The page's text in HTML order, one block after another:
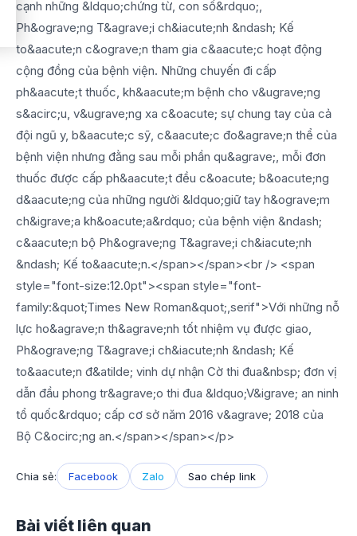
cạnh những &ldquo;chứng từ, con số&rdquo;,
Ph&ograve;ng T&agrave;i ch&iacute;nh &ndash; Kế
to&aacute;n c&ograve;n tham gia c&aacute;c hoạt động
cộng đồng của bệnh viện. Những chuyến đi cấp
ph&aacute;t thuốc, kh&aacute;m bệnh cho v&ugrave;ng
s&acirc;u, v&ugrave;ng xa c&oacute; sự chung tay của cả
đội ngũ y, b&aacute;c sỹ, c&aacute;c đo&agrave;n thể của
bệnh viện nhưng đằng sau mỗi phần qu&agrave;, mỗi đơn
thuốc được cấp ph&aacute;t đều c&oacute; b&oacute;ng
d&aacute;ng của những người &ldquo;giữ tay h&ograve;m
ch&igrave;a kh&oacute;a&rdquo; của bệnh viện &ndash;
c&aacute;n bộ Ph&ograve;ng T&agrave;i ch&iacute;nh
&ndash; Kế to&aacute;n.</span></span><br /> <span
style="font-size:12.0pt"><span style="font-
family:&quot;Times New Roman&quot;,serif">Với những nỗ
lực ho&agrave;n th&agrave;nh tốt nhiệm vụ được giao,
Ph&ograve;ng T&agrave;i ch&iacute;nh &ndash; Kế
to&aacute;n đ&atilde; vinh dự nhận Cờ thi đua&nbsp; đơn vị
dẫn đầu phong tr&agrave;o thi đua &ldquo;V&igrave; an ninh
tổ quốc&rdquo; cấp cơ sở năm 2016 v&agrave; 2018 của
Bộ C&ocirc;ng an.</span></span></p>
Chia sẻ: Facebook Zalo Sao chép link
Bài viết liên quan